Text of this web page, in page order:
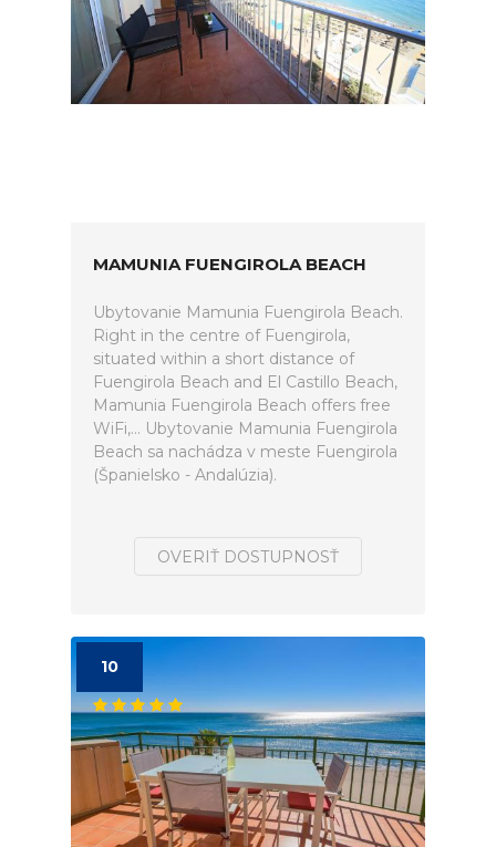
MAMUNIA FUENGIROLA BEACH
Ubytovanie Mamunia Fuengirola Beach.
Right in the centre of Fuengirola,
situated within a short distance of
Fuengirola Beach and El Castillo Beach,
Mamunia Fuengirola Beach offers free
WiFi,... Ubytovanie Mamunia Fuengirola
Beach sa nachádza v meste Fuengirola
(Španielsko - Andalúzia).
OVERIŤ DOSTUPNOSŤ
10